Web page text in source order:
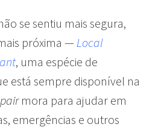
se sentiu mais segura,
próxima — Local
, uma espécie de
está sempre disponível na
mora para ajudar em
emergências e outros